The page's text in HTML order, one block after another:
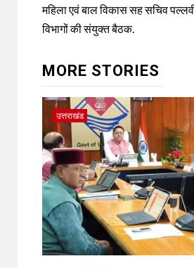
Reading
महिला एवं बाल विकास सह सचिव
विभागों की संयुक्त बैठक.
MORE STORIES
उत्तराखंड